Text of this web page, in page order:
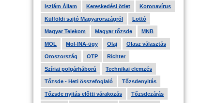
Iszlám Állam Kereskedési ötlet Koronavírus
Külföldi sajtó Magyarországról Lottó
Magyar Telekom Magyar tőzsde MNB
MOL Mol-INA-ügy Olaj Olasz választás
Oroszország OTP Richter
Szíriai polgárháború Technikai elemzés
Tőzsde - Heti összefoglaló Tőzsdenyitás
Tőzsde nyitás előtti várakozás Tőzsdezárás